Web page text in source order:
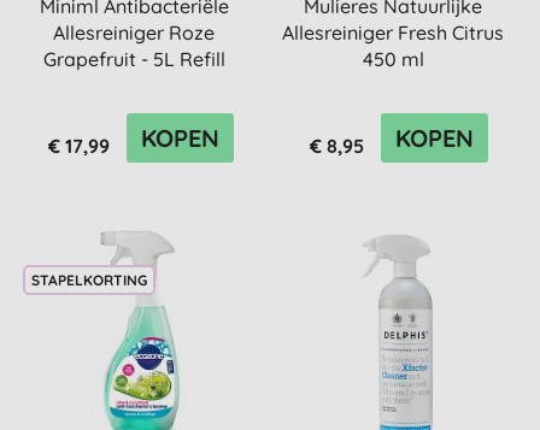
Miniml Antibacteriële
Allesreiniger Roze
Grapefruit - 5L Refill
€ 17,99 KOPEN
Mulieres Natuurlijke
Allesreiniger Fresh Citrus
450 ml
€ 8,95 KOPEN
STAPELKORTING